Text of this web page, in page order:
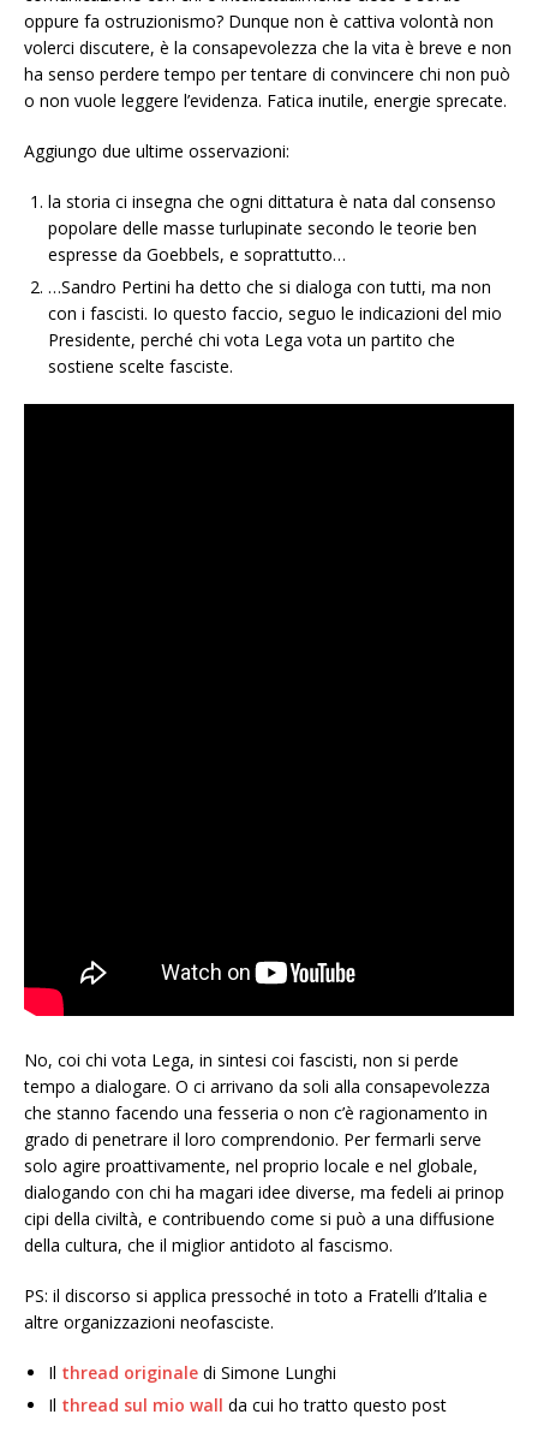
oppure fa ostruzionismo? Dunque non è cattiva volontà non
volerci discutere, è la consapevolezza che la vita è breve e non
ha senso perdere tempo per tentare di convincere chi non può
o non vuole leggere l’evidenza. Fatica inutile, energie sprecate.
Aggiungo due ultime osservazioni:
la storia ci insegna che ogni dittatura è nata dal consenso
popolare delle masse turlupinate secondo le teorie ben
espresse da Goebbels, e soprattutto…
…Sandro Pertini ha detto che si dialoga con tutti, ma non
con i fascisti. Io questo faccio, seguo le indicazioni del mio
Presidente, perché chi vota Lega vota un partito che
sostiene scelte fasciste.
No, coi chi vota Lega, in sintesi coi fascisti, non si perde
tempo a dialogare. O ci arrivano da soli alla consapevolezza
che stanno facendo una fesseria o non c’è ragionamento in
grado di penetrare il loro comprendonio. Per fermarli serve
solo agire proattivamente, nel proprio locale e nel globale,
dialogando con chi ha magari idee diverse, ma fedeli ai prinop
cipi della civiltà, e contribuendo come si può a una diffusione
della cultura, che il miglior antidoto al fascismo.
PS: il discorso si applica pressoché in toto a Fratelli d’Italia e
altre organizzazioni neofasciste.
Il thread originale di Simone Lunghi
Il thread sul mio wall da cui ho tratto questo post